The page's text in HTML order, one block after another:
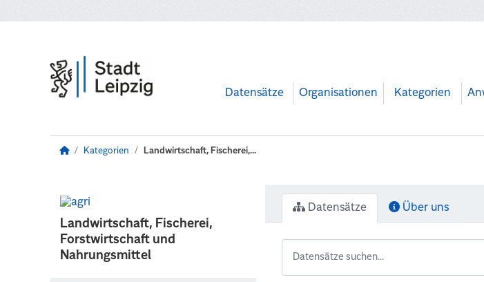
Datensätze Organisationen Kategorien
Kategorien Landwirtschaft, Fischerei,...
Landwirtschaft, Fischerei,
Forstwirtschaft und
Nahrungsmittel
Datensätze Über uns